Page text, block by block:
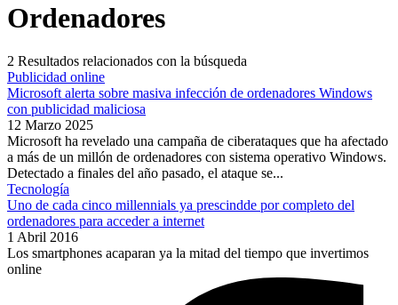
Ordenadores
2 Resultados relacionados con la búsqueda
Publicidad online
Microsoft alerta sobre masiva infección de ordenadores Windows
con publicidad maliciosa
12 Marzo 2025
Microsoft ha revelado una campaña de ciberataques que ha afectado
a más de un millón de ordenadores con sistema operativo Windows.
Detectado a finales del año pasado, el ataque se...
Tecnología
Uno de cada cinco millennials ya prescindde por completo del
ordenadores para acceder a internet
1 Abril 2016
Los smartphones acaparan ya la mitad del tiempo que invertimos
online